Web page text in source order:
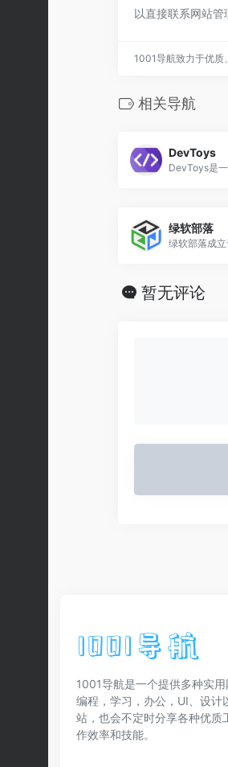
以直接联系网站管
1001导航致力于优质
相关导航
DevToys
绿软部落
暂无评论
1001导航是一个提供多种实用
编程，学习，办公，UI、设计
站，也会不定时分享各种优质
作效率和技能。